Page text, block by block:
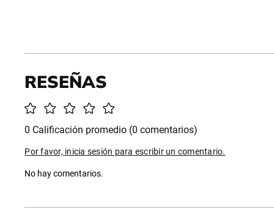
0 Calificación promedio (0 comentarios)
Por favor, inicia sesión para escribir un comentario.
No hay comentarios.